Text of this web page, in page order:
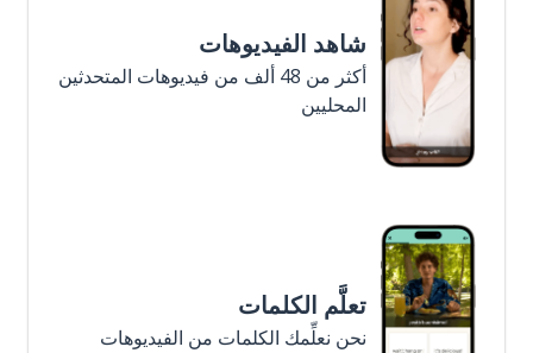
شاهد الفيديوهات
أكثر من 48 ألف من فيديوهات المتحدثين
المحليين
تعلَّم الكلمات
نحن نعلِّمك الكلمات من الفيديوهات